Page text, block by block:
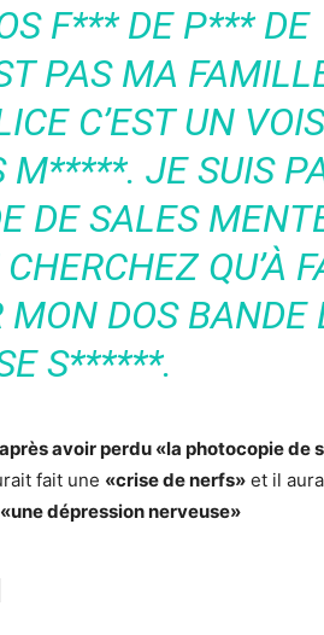
F*** DE P*** DE
PAS MA
C’EST UN
M*****. JE SUIS
DE SALES
QU’À
MON DOS BANDE
S******.
avoir perdu «la photocopie de
fait une «crise de nerfs» et il
«une dépression nerveuse»